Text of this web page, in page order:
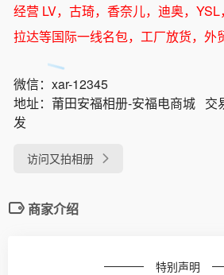
经营 LV，古琦，香奈儿，迪奥，
拉达等国际一线名包，工厂放货，外
微信： xar-12345
地址： 莆田安福相册-安福电商城 交
发
访问又拍相册
商家介绍
特别声明